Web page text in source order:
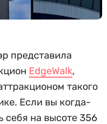
представила
EdgeWalk,
такого
Если вы когда-
себя на высоте 356